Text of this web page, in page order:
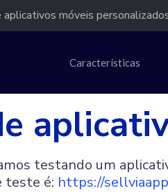
móveis
Características
testando um
teste é: https://